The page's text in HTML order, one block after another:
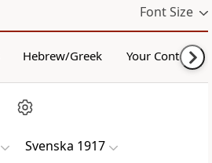
Font Size
Hebrew/Greek Your Content
Svenska 1917